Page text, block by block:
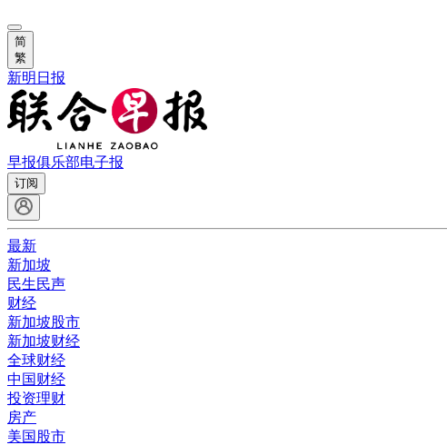
简
繁
新明日报
早报俱乐部电子报
订阅
最新
新加坡
民生民声
财经
新加坡股市
新加坡财经
全球财经
中国财经
投资理财
房产
美国股市